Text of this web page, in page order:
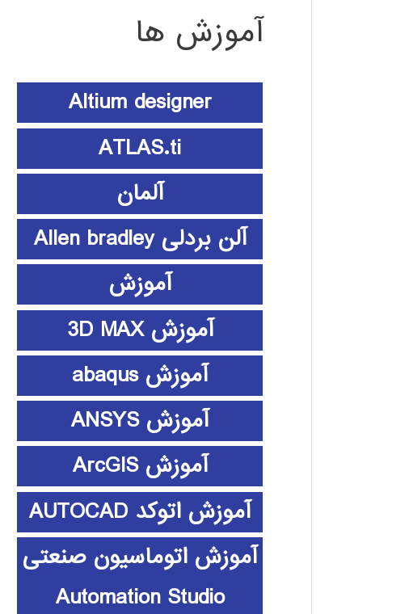
آموزش ها
Altium designer
ATLAS.ti
آلمان
آلن بردلی Allen bradley
آموزش
آموزش 3D MAX
آموزش abaqus
آموزش ANSYS
آموزش ArcGIS
آموزش اتوکد AUTOCAD
آموزش اتوماسیون صنعتی
Automation Studio